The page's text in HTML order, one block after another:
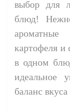
выбор для
блюд!
картофеля и
в одном
идеальное
баланс